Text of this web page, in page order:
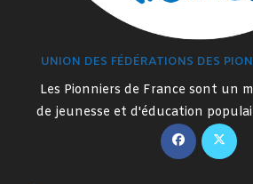
UNION DES FÉDÉRATIONS DES
Les Pionniers de France sont un
de jeunesse et d'éducation
S’ouvre
dans